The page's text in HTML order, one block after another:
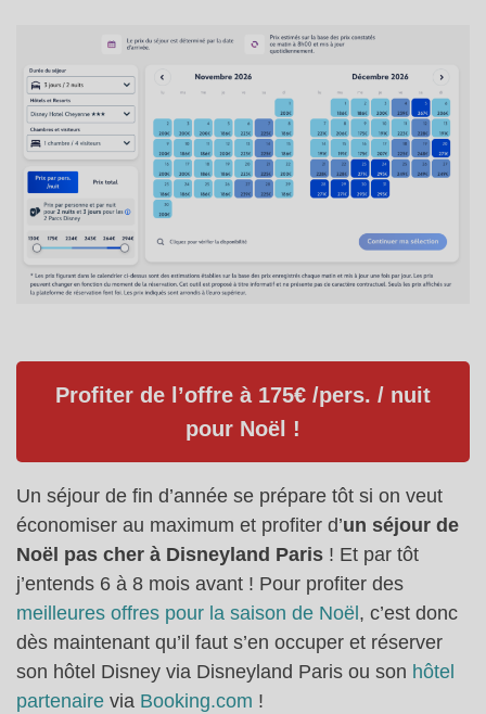
Profiter de l’offre à 175€ /pers. / nuit
pour Noël !
Un séjour de fin d’année se prépare tôt si on veut
économiser au maximum et profiter d’un séjour de
Noël pas cher à Disneyland Paris ! Et par tôt
j’entends 6 à 8 mois avant ! Pour profiter des
meilleures offres pour la saison de Noël , c’est donc
dès maintenant qu’il faut s’en occuper et réserver
son hôtel Disney via Disneyland Paris ou son hôtel
partenaire via Booking.com !